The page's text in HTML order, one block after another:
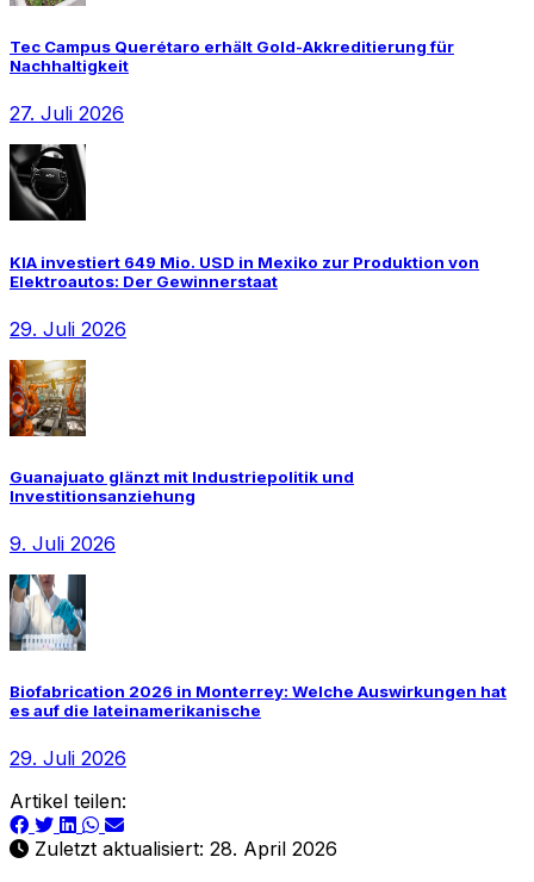
Tec Campus Querétaro erhält Gold-Akkreditierung für
Nachhaltigkeit
27. Juli 2026
KIA investiert 649 Mio. USD in Mexiko zur Produktion von
Elektroautos: Der Gewinnerstaat
29. Juli 2026
Guanajuato glänzt mit Industriepolitik und
Investitionsanziehung
9. Juli 2026
Biofabrication 2026 in Monterrey: Welche Auswirkungen hat
es auf die lateinamerikanische
29. Juli 2026
Artikel teilen:
Zuletzt aktualisiert: 28. April 2026